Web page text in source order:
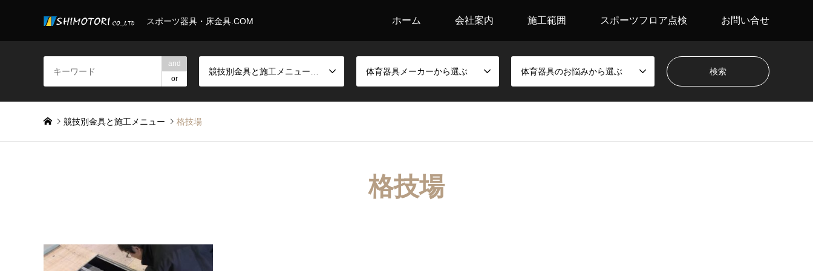
スポーツ器具・床金具.COM ホーム 会社案内 施工範囲 スポーツフロア点検 お問い合せ
and
or
体育器具メーカーから選ぶ 体育器具のお悩みから選ぶ
競技別金具と施工メニュー 格技場
格技場